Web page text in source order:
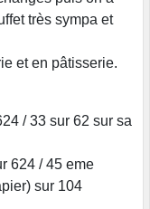
très sympa et
et en pâtisserie.
/ 33 sur 62 sur sa
624 / 45 eme
sur 104